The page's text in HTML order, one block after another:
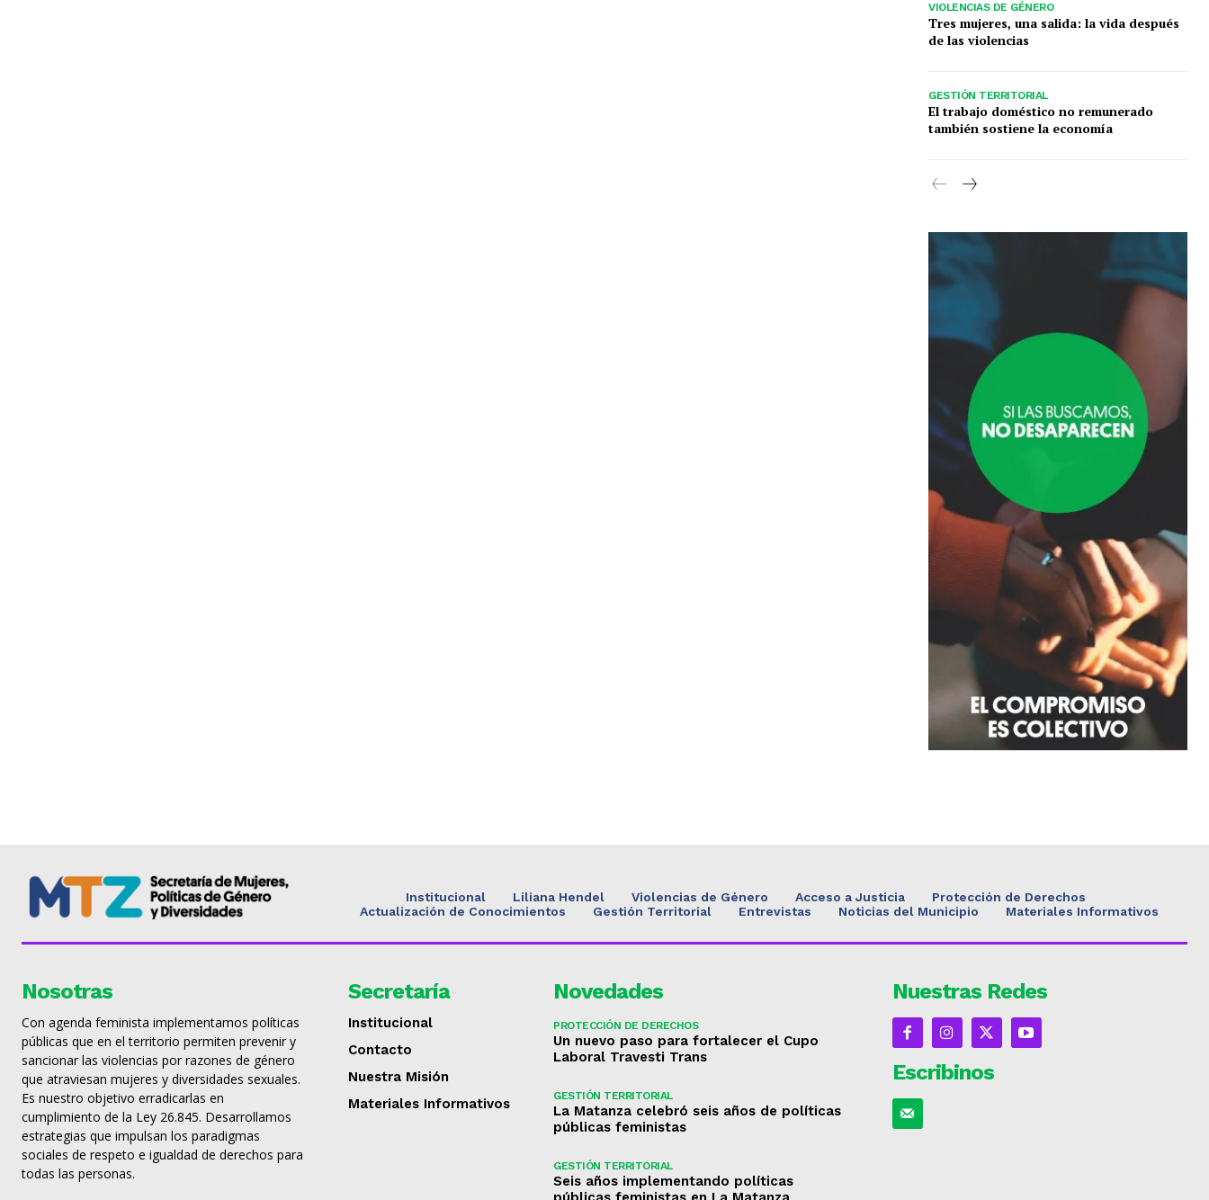
VIOLENCIAS DE GÉNERO
Tres mujeres, una salida: la vida después
de las violencias
GESTIÓN TERRITORIAL
El trabajo doméstico no remunerado
también sostiene la economía
Institucional Liliana Hendel Violencias de Género Acceso a Justicia
Protección de Derechos
Actualización de Conocimientos
Gestión Territorial Entrevistas Noticias del Municipio Materiales Informativos
Nosotras
Con agenda feminista implementamos políticas
públicas que en el territorio permiten prevenir y
sancionar las violencias por razones de género
que atraviesan mujeres y diversidades sexuales.
Es nuestro objetivo erradicarlas en
cumplimiento de la Ley 26.845. Desarrollamos
estrategias que impulsan los paradigmas
sociales de respeto e igualdad de derechos para
todas las personas.
Secretaría
Institucional
Contacto
Nuestra Misión
Materiales Informativos
Novedades
PROTECCIÓN DE DERECHOS
Un nuevo paso para fortalecer el Cupo
Laboral Travesti Trans
GESTIÓN TERRITORIAL
La Matanza celebró seis años de políticas
públicas feministas
GESTIÓN TERRITORIAL
Seis años implementando políticas
Nuestras Redes
Escribinos